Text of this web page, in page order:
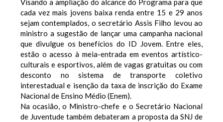
Visando a ampliação do alcance do Programa para que
cada vez mais jovens baixa renda entre 15 e 29 anos
sejam contemplados, o secretário Assis Filho levou ao
ministro a sugestão de lançar uma campanha nacional
que divulgue os benefícios do ID Jovem. Entre eles,
estão o acesso à meia-entrada em eventos artístico-
culturais e esportivos, além de vagas gratuitas ou com
desconto no sistema de transporte coletivo
interestadual e isenção da taxa de inscrição do Exame
Nacional de Ensino Médio (Enem).
Na ocasião, o Ministro-chefe e o Secretário Nacional
de Juventude também debateram a proposta da SNJ de